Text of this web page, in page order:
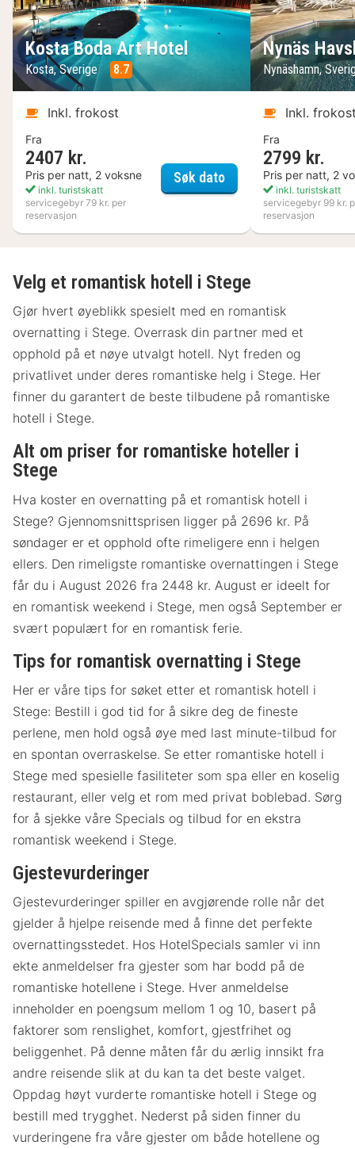
Kosta Boda Art Hotel
Kosta, Sverige 8.7
Inkl. frokost
Fra
2407 kr.
Pris per natt, 2 voksne
inkl. turistskatt
servicegebyr 79 kr. per
reservasjon
Søk datoKosta Boda Art Hotel
Nynäs
Nynäshamn,
Inkl.
Fra
2799 kr.
Pris per natt, 2
inkl. turistskatt
servicegebyr 99 kr.
reservasjon
Velg et romantisk hotell i Stege
Gjør hvert øyeblikk spesielt med en romantisk
overnatting i Stege. Overrask din partner med et
opphold på et nøye utvalgt hotell. Nyt freden og
privatlivet under deres romantiske helg i Stege. Her
finner du garantert de beste tilbudene på romantiske
hotell i Stege.
Alt om priser for romantiske hoteller i
Stege
Hva koster en overnatting på et romantisk hotell i
Stege? Gjennomsnittsprisen ligger på 2696 kr. På
søndager er et opphold ofte rimeligere enn i helgen
ellers. Den rimeligste romantiske overnattingen i Stege
får du i August 2026 fra 2448 kr. August er ideelt for
en romantisk weekend i Stege, men også September er
svært populært for en romantisk ferie.
Tips for romantisk overnatting i Stege
Her er våre tips for søket etter et romantisk hotell i
Stege: Bestill i god tid for å sikre deg de fineste
perlene, men hold også øye med last minute-tilbud for
en spontan overraskelse. Se etter romantiske hotell i
Stege med spesielle fasiliteter som spa eller en koselig
restaurant, eller velg et rom med privat boblebad. Sørg
for å sjekke våre Specials og tilbud for en ekstra
romantisk weekend i Stege.
Gjestevurderinger
Gjestevurderinger spiller en avgjørende rolle når det
gjelder å hjelpe reisende med å finne det perfekte
overnattingsstedet. Hos HotelSpecials samler vi inn
ekte anmeldelser fra gjester som har bodd på de
romantiske hotellene i Stege. Hver anmeldelse
inneholder en poengsum mellom 1 og 10, basert på
faktorer som renslighet, komfort, gjestfrihet og
beliggenhet. På denne måten får du ærlig innsikt fra
andre reisende slik at du kan ta det beste valget.
Oppdag høyt vurderte romantiske hotell i Stege og
bestill med trygghet. Nederst på siden finner du
vurderingene fra våre gjester om både hotellene og